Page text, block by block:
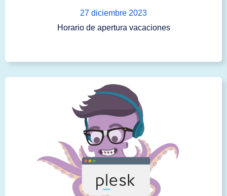
27 diciembre 2023
Horario de apertura vacaciones